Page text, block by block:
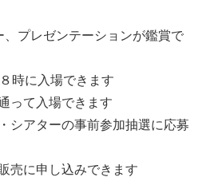
、プレゼンテーションが鑑賞で
時に入場できます
って入場できます
シアターの事前参加抽選に応募
売に申し込みできます